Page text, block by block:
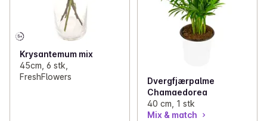
Krysantemum mix
45cm, 6 stk,
FreshFlowers
Dvergfjærpalme
Chamaedorea
40 cm, 1 stk
Mix & match